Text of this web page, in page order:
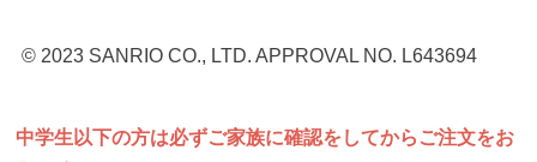
© 2023 SANRIO CO., LTD. APPROVAL NO. L643694
中学生以下の方は必ずご家族に確認をしてから ご注文をお